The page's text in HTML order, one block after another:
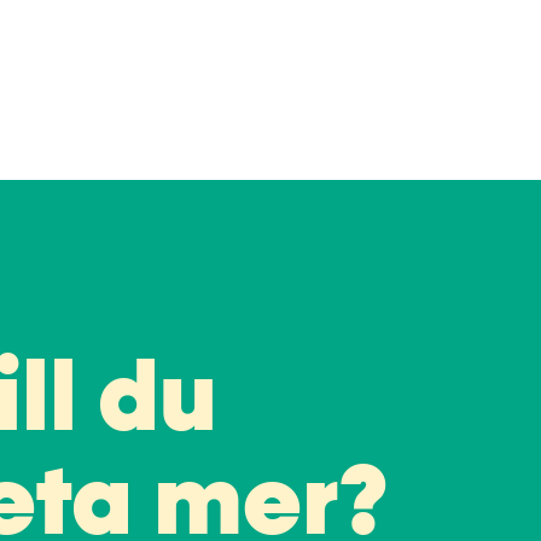
du
mer?